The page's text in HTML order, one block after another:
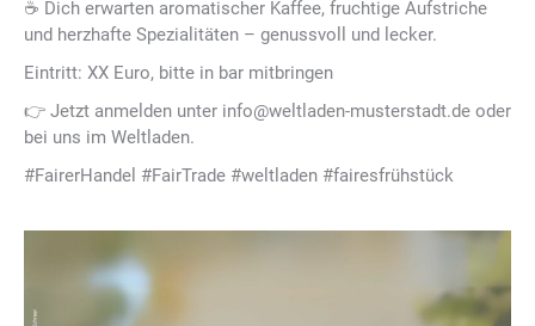
☕ Dich erwarten aromatischer Kaffee, fruchtige Aufstriche
und herzhafte Spezialitäten – genussvoll und lecker.
Eintritt: XX Euro, bitte in bar mitbringen
👉 Jetzt anmelden unter info@weltladen-musterstadt.de oder
bei uns im Weltladen.
#FairerHandel #FairTrade #weltladen #fairesfrühstück